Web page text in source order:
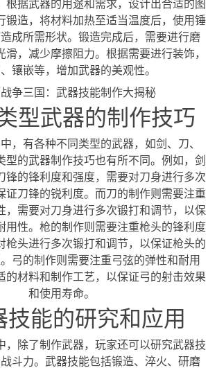
根据武器的用途和需求，设计出合适的图
锻造，将材料加热至适当温度后，使用锤
成所需形状。锻造完成后，需要进行磨
滑，减少摩擦阻力。根据需要进行装饰，
镶嵌等，增加武器的美观性。
型武器的制作技巧
，有各种不同类型的武器，如剑、刀、
型的武器制作技巧也有所不同。例如，剑
锋的锋利度和强度，需要对刀身进行多次
证刀锋的锐利度。而刀的制作则需要注重
，需要对刀身进行多次锻打和调节，以保
用性。枪的制作则需要注重枪头的锋利度
枪头进行多次锻打和调节，以保证枪头的
弓的制作则需要注重弓弦的弹性和耐用
的材料和制作工艺，以保证弓的射击效果
和使用寿命。
技能的研究和应用
，除了制作武器，玩家还可以研究武器技
斗力。武器技能包括锻造、淬火、研磨